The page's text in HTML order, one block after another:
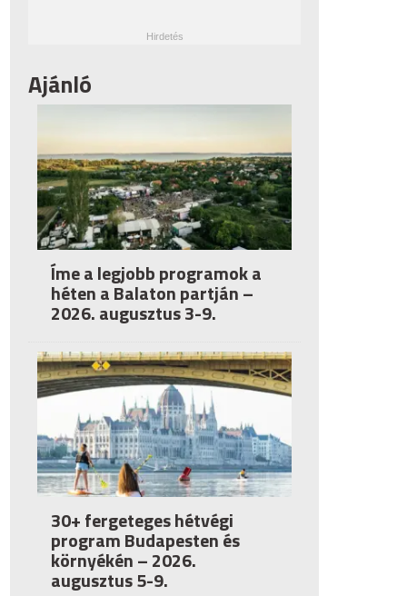
Ajánló
Íme a legjobb programok a
héten a Balaton partján –
2026. augusztus 3-9.
30+ fergeteges hétvégi
program Budapesten és
környékén – 2026.
augusztus 5-9.